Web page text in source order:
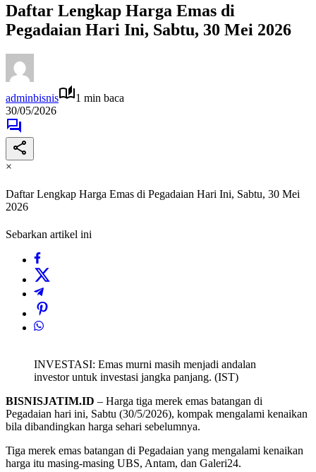
Daftar Lengkap Harga Emas di
Pegadaian Hari Ini, Sabtu, 30 Mei 2026
adminbisnis
1 min baca
30/05/2026
×
Daftar Lengkap Harga Emas di Pegadaian Hari Ini, Sabtu, 30 Mei
2026
Sebarkan artikel ini
INVESTASI: Emas murni masih menjadi andalan
investor untuk investasi jangka panjang. (IST)
BISNISJATIM.ID – Harga tiga merek emas batangan di
Pegadaian hari ini, Sabtu (30/5/2026), kompak mengalami kenaikan
bila dibandingkan harga sehari sebelumnya.
Tiga merek emas batangan di Pegadaian yang mengalami kenaikan
harga itu masing-masing UBS, Antam, dan Galeri24.